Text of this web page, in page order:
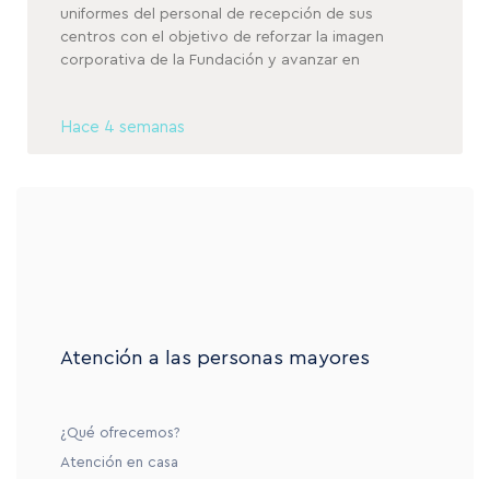
uniformes del personal de recepción de sus
centros con el objetivo de reforzar la imagen
corporativa de la Fundación y avanzar en
Hace 4 semanas
Atención a las personas mayores
¿Qué ofrecemos?
Atención en casa